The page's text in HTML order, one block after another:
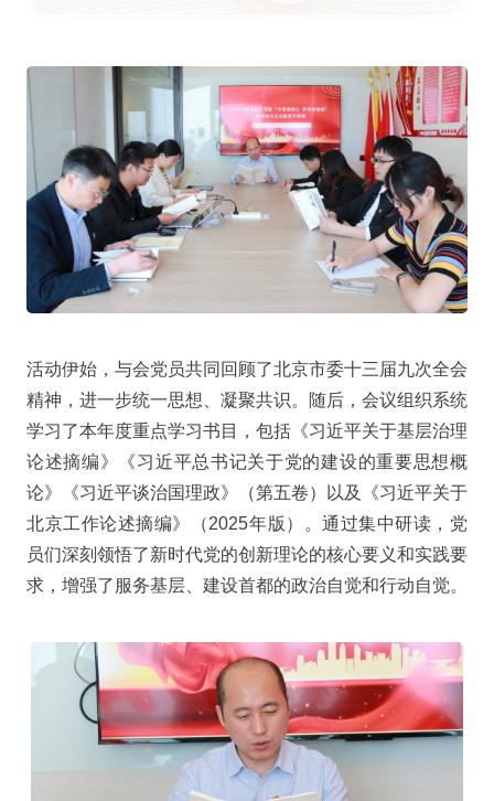
活动伊始，与会党员共同回顾了北京市委十三届九次全会
精神，进一步统一思想、凝聚共识。随后，会议组织系统
学习了本年度重点学习书目，包括《习近平关于基层治理
论述摘编》《习近平总书记关于党的建设的重要思想概
论》《习近平谈治国理政》（第五卷）以及《习近平关于
北京工作论述摘编》（2025年版）。通过集中研读，党
员们深刻领悟了新时代党的创新理论的核心要义和实践要
求，增强了服务基层、建设首都的政治自觉和行动自觉。